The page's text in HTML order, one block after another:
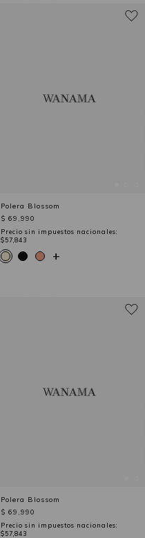
Polera Blossom
$ 69,990
Precio sin impuestos nacionales:
$57,843
+
Polera Blossom
$ 69,990
Precio sin impuestos nacionales:
$57,843